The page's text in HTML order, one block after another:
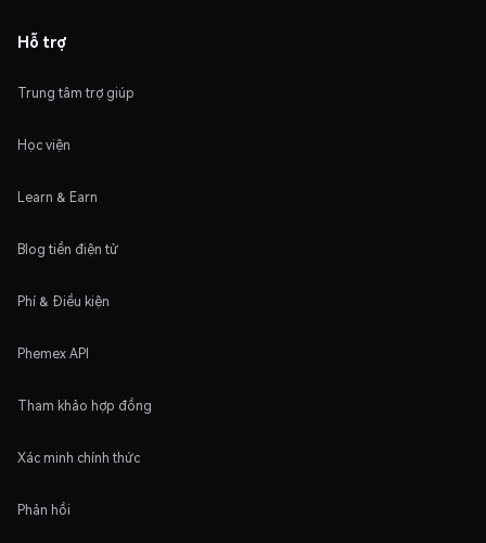
Hỗ trợ
Trung tâm trợ giúp
Học viện
Learn & Earn
Blog tiền điện tử
Phí & Điều kiện
Phemex API
Tham khảo hợp đồng
Xác minh chính thức
Phản hồi